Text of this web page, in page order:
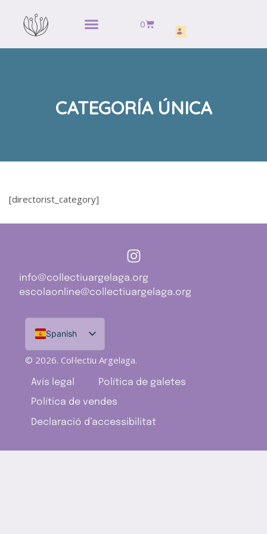
0
CATEGORÍA ÚNICA
[directorist_category]
info@collectiuargelaga.org
escolaonline@collectiuargelaga.org
Avís legal
Política de galetes
Política de vendes
Declaració d’accessibilitat
Spanish
Catalan
© 2026. Col·lectiu Argelaga.